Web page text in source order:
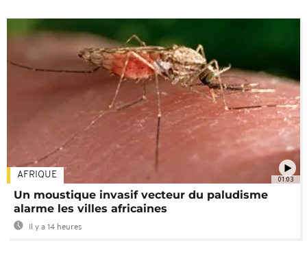
01:03
AFRIQUE
Un moustique invasif vecteur du paludisme
alarme les villes africaines
Il y a 14 heures